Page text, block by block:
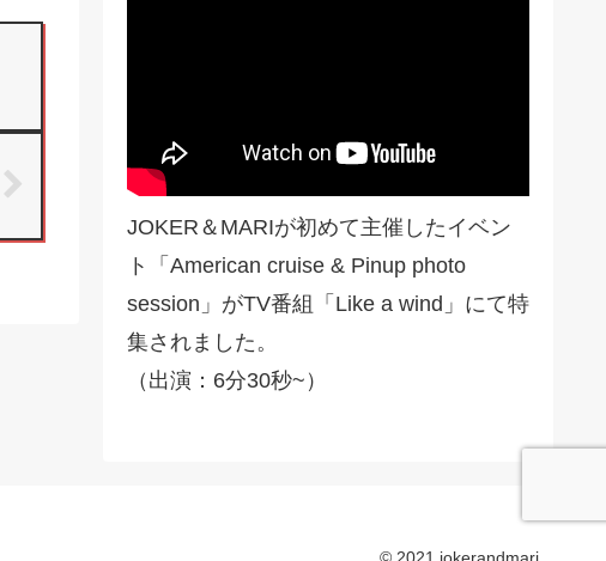
JOKER＆MARIが初めて主催したイベン
ト「American cruise & Pinup photo
session」がTV番組「Like a wind」にて特
集されました。
（出演：6分30秒~）